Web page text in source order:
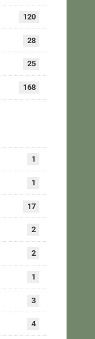
120
28
25
168
1
1
17
2
2
1
3
4